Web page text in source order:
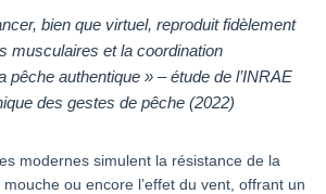
bien que virtuel, reproduit fidèlement
musculaires et la coordination
pêche authentique » – étude de l’INRAE
des gestes de pêche (2022)
modernes simulent la résistance de la
ou encore l’effet du vent, offrant un